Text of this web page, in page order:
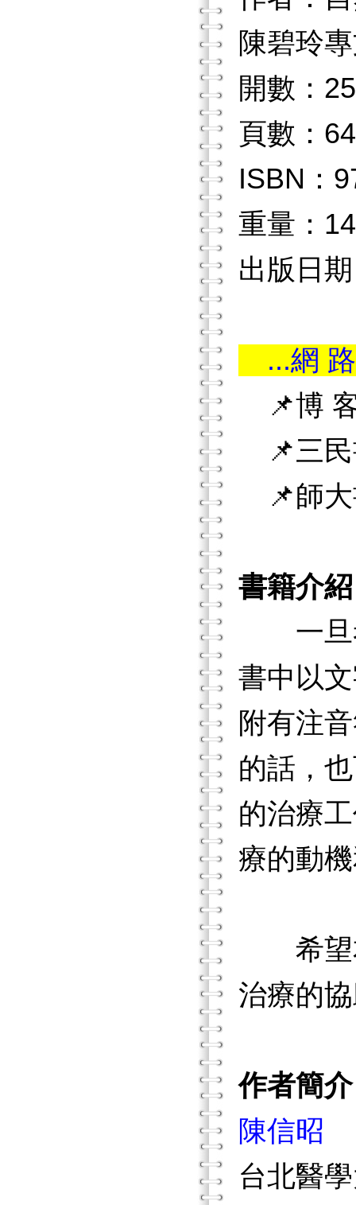
陳碧玲
開數：25
頁數：64
ISBN：
重量：
出版日
...網
📌博
📌三民
📌師大
書籍介紹
一旦考
書中以
附有注
的話，
的治療
療的動
希望本
治療的
作者簡介
陳信昭
台北醫